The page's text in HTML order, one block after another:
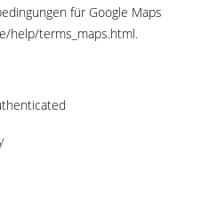
für Google Maps
help/terms_maps.html.